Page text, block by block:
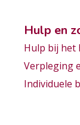
Hulp en
Hulp bij het
Verpleging
Individuele